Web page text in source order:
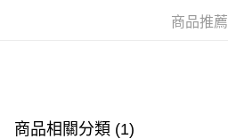
商品推薦
商品相關分類 (1)